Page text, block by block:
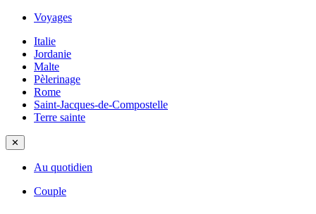
Voyages
Italie
Jordanie
Malte
Pèlerinage
Rome
Saint-Jacques-de-Compostelle
Terre sainte
✕
Au quotidien
Couple